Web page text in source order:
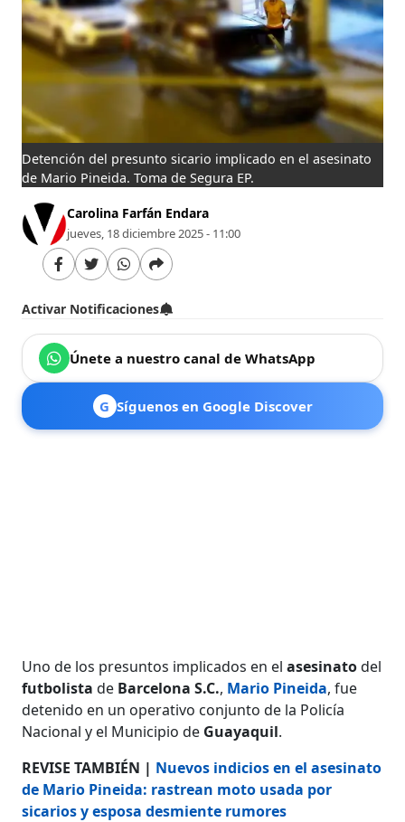
Detención del presunto sicario implicado en el asesinato
de Mario Pineida. Toma de Segura EP.
Carolina Farfán Endara
jueves, 18 diciembre 2025 - 11:00
Activar Notificaciones
Únete a nuestro canal de WhatsApp
G Síguenos en Google Discover
Uno de los presuntos implicados en elasesinatodel
futbolista de Barcelona S.C., Mario Pineida, fue
detenido en un operativo conjunto de la Policía
Nacional y el Municipio de Guayaquil.
REVISE TAMBIÉN | Nuevos indicios en el asesinato
de Mario Pineida: rastrean moto usada por
sicarios y esposa desmiente rumores